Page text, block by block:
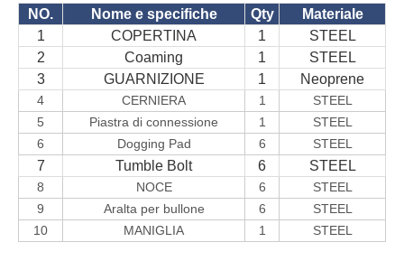
NO. Nome e specifiche Qty
Materiale
1
COPERTINA 1
STEEL
2
Coaming 1
STEEL
3
GUARNIZIONE 1 Neoprene
4 CERNIERA 1
STEEL
5
Piastra di connessione 1
STEEL
6
Dogging Pad 6 STEEL
7 Tumble Bolt 6 STEEL
8 NOCE 6
STEEL
9
Aralta per bullone 6
STEEL
10
MANIGLIA 1 STEEL